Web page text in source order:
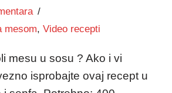
mesom, Video recepti
mesu u sosu ? Ako i vi
isprobajte ovaj recept u